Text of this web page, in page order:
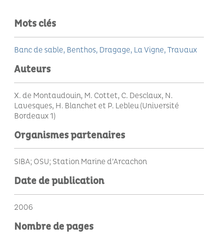
Mots clés
Banc de sable Benthos Dragage La Vigne Travaux
Auteurs
X. de Montaudouin, M. Cottet, C. Desclaux, N.
Lavesques, H. Blanchet et P. Lebleu (Université
Bordeaux 1)
Organismes partenaires
SIBA; OSU; Station Marine d’Arcachon
Date de publication
2006
Nombre de pages